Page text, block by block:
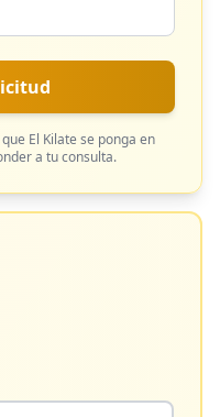
El Kilate se ponga en
a tu consulta.